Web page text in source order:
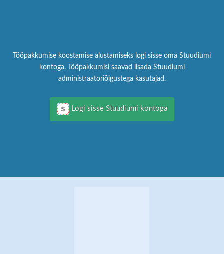
Tööpakkumise koostamise alustamiseks logi sisse oma Stuudiumi
kontoga. Tööpakkumisi saavad lisada Stuudiumi
administraatoriõigustega kasutajad.
Logi sisse Stuudiumi kontoga